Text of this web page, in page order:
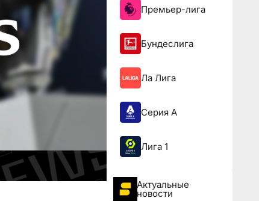
Премьер-лига
Бундеслига
Ла Лига
Серия А
Лига 1
Актуальные
новости